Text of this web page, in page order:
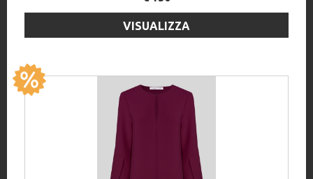
VISUALIZZA